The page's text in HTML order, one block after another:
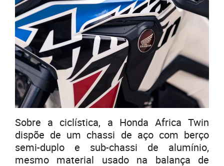
Sobre a ciclística, a Honda Africa Twin
dispõe de um chassi de aço com berço
semi-duplo e sub-chassi de alumínio,
mesmo material usado na balança de